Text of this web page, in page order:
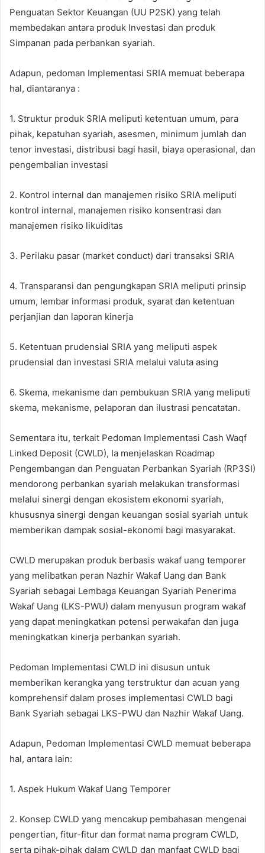
Penguatan Sektor Keuangan (UU P2SK) yang telah
membedakan antara produk Investasi dan produk
Simpanan pada perbankan syariah.
Adapun, pedoman Implementasi SRIA memuat beberapa
hal, diantaranya :
1. Struktur produk SRIA meliputi ketentuan umum, para
pihak, kepatuhan syariah, asesmen, minimum jumlah dan
tenor investasi, distribusi bagi hasil, biaya operasional, dan
pengembalian investasi
2. Kontrol internal dan manajemen risiko SRIA meliputi
kontrol internal, manajemen risiko konsentrasi dan
manajemen risiko likuiditas
3. Perilaku pasar (market conduct) dari transaksi SRIA
4. Transparansi dan pengungkapan SRIA meliputi prinsip
umum, lembar informasi produk, syarat dan ketentuan
perjanjian dan laporan kinerja
5. Ketentuan prudensial SRIA yang meliputi aspek
prudensial dan investasi SRIA melalui valuta asing
6. Skema, mekanisme dan pembukuan SRIA yang meliputi
skema, mekanisme, pelaporan dan ilustrasi pencatatan.
Sementara itu, terkait Pedoman Implementasi Cash Waqf
Linked Deposit (CWLD), Ia menjelaskan Roadmap
Pengembangan dan Penguatan Perbankan Syariah (RP3SI)
mendorong perbankan syariah melakukan transformasi
melalui sinergi dengan ekosistem ekonomi syariah,
khususnya sinergi dengan keuangan sosial syariah untuk
memberikan dampak sosial-ekonomi bagi masyarakat.
CWLD merupakan produk berbasis wakaf uang temporer
yang melibatkan peran Nazhir Wakaf Uang dan Bank
Syariah sebagai Lembaga Keuangan Syariah Penerima
Wakaf Uang (LKS-PWU) dalam menyusun program wakaf
yang dapat meningkatkan potensi perwakafan dan juga
meningkatkan kinerja perbankan syariah.
Pedoman Implementasi CWLD ini disusun untuk
memberikan kerangka yang terstruktur dan acuan yang
komprehensif dalam proses implementasi CWLD bagi
Bank Syariah sebagai LKS-PWU dan Nazhir Wakaf Uang.
Adapun, Pedoman Implementasi CWLD memuat beberapa
hal, antara lain:
1. Aspek Hukum Wakaf Uang Temporer
2. Konsep CWLD yang mencakup pembahasan mengenai
pengertian, fitur-fitur dan format nama program CWLD,
serta pihak-pihak dalam CWLD dan manfaat CWLD bagi